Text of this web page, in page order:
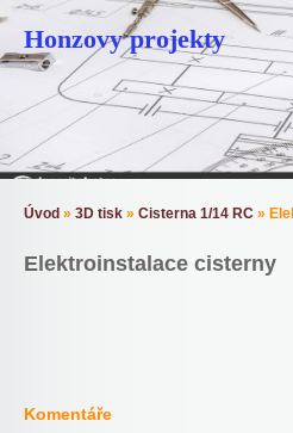
Honzovy projekty
Úvod » 3D tisk » Cisterna 1/14 RC »
Elektroinstalace cisterny
Komentáře